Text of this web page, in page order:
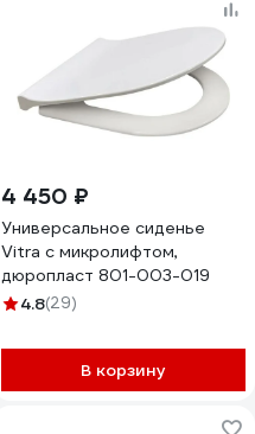
4 450 ₽
Универсальное сиденье
Vitra с микролифтом,
дюропласт 801-003-019
4.8(29)
В корзину